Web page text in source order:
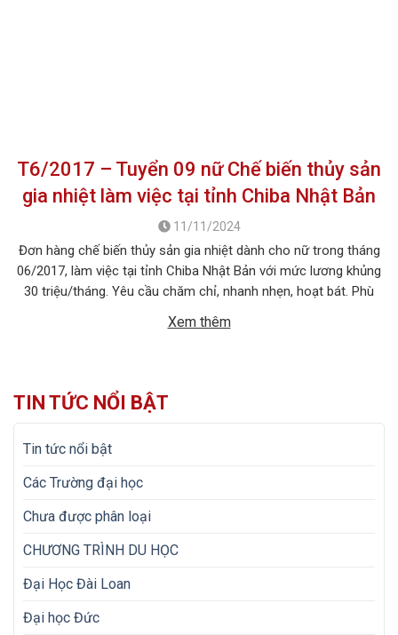
T6/2017 – Tuyển 09 nữ Chế biến thủy sản
gia nhiệt làm việc tại tỉnh Chiba Nhật Bản
11/11/2024
Đơn hàng chế biến thủy sản gia nhiệt dành cho nữ trong tháng
06/2017, làm việc tại tỉnh Chiba Nhật Bản với mức lương khủng
30 triệu/tháng. Yêu cầu chăm chỉ, nhanh nhẹn, hoạt bát. Phù
công việc: Chế biến thủy […]
Xem thêm
TIN TỨC NỔI BẬT
Tin tức nổi bật
Các Trường đại học
Chưa được phân loại
CHƯƠNG TRÌNH DU HỌC
Đại Học Đài Loan
Đại học Đức